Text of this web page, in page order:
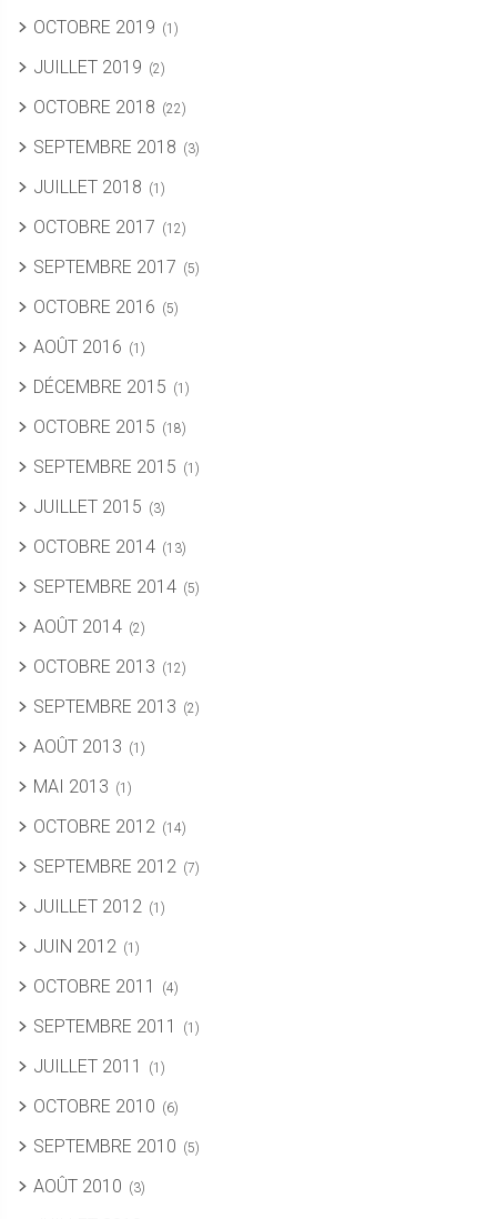
OCTOBRE 2019 (1)
JUILLET 2019 (2)
OCTOBRE 2018 (22)
SEPTEMBRE 2018 (3)
JUILLET 2018 (1)
OCTOBRE 2017 (12)
SEPTEMBRE 2017 (5)
OCTOBRE 2016 (5)
AOÛT 2016 (1)
DÉCEMBRE 2015 (1)
OCTOBRE 2015 (18)
SEPTEMBRE 2015 (1)
JUILLET 2015 (3)
OCTOBRE 2014 (13)
SEPTEMBRE 2014 (5)
AOÛT 2014 (2)
OCTOBRE 2013 (12)
SEPTEMBRE 2013 (2)
AOÛT 2013 (1)
MAI 2013 (1)
OCTOBRE 2012 (14)
SEPTEMBRE 2012 (7)
JUILLET 2012 (1)
JUIN 2012 (1)
OCTOBRE 2011 (4)
SEPTEMBRE 2011 (1)
JUILLET 2011 (1)
OCTOBRE 2010 (6)
SEPTEMBRE 2010 (5)
AOÛT 2010 (3)